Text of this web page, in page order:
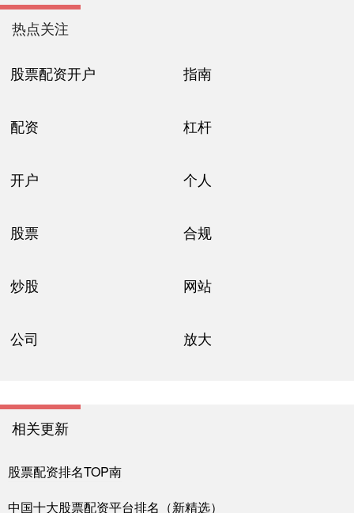
热点关注
股票配资开户 指南
配资 杠杆
开户 个人
股票 合规
炒股 网站
公司 放大
相关更新
股票配资排名TOP南
中国十大股票配资平台排名（新精选）